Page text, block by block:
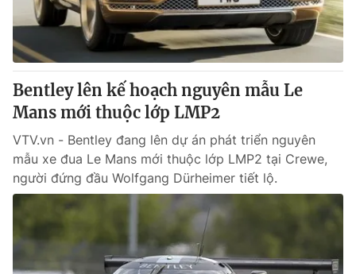
Bentley lên kế hoạch nguyên mẫu Le
Mans mới thuộc lớp LMP2
VTV.vn - Bentley đang lên dự án phát triển nguyên
mẫu xe đua Le Mans mới thuộc lớp LMP2 tại Crewe,
người đứng đầu Wolfgang Dürheimer tiết lộ.